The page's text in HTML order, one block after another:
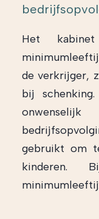
Het
de verkrijger,
bij
gebruikt om
kinderen.